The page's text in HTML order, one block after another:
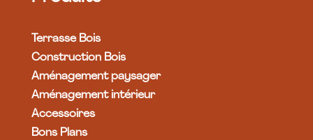
Terrasse Bois
Construction Bois
Aménagement paysager
Aménagement intérieur
Accessoires
Bons Plans